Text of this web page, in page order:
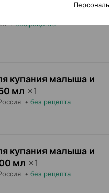
мыло
•без рецепта
купания малыша и
мл ×1
Россия • без рецепта
купания малыша и
мл ×1
Россия • без рецепта